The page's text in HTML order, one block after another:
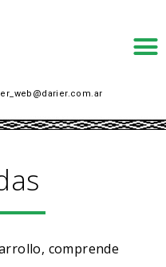
comprende